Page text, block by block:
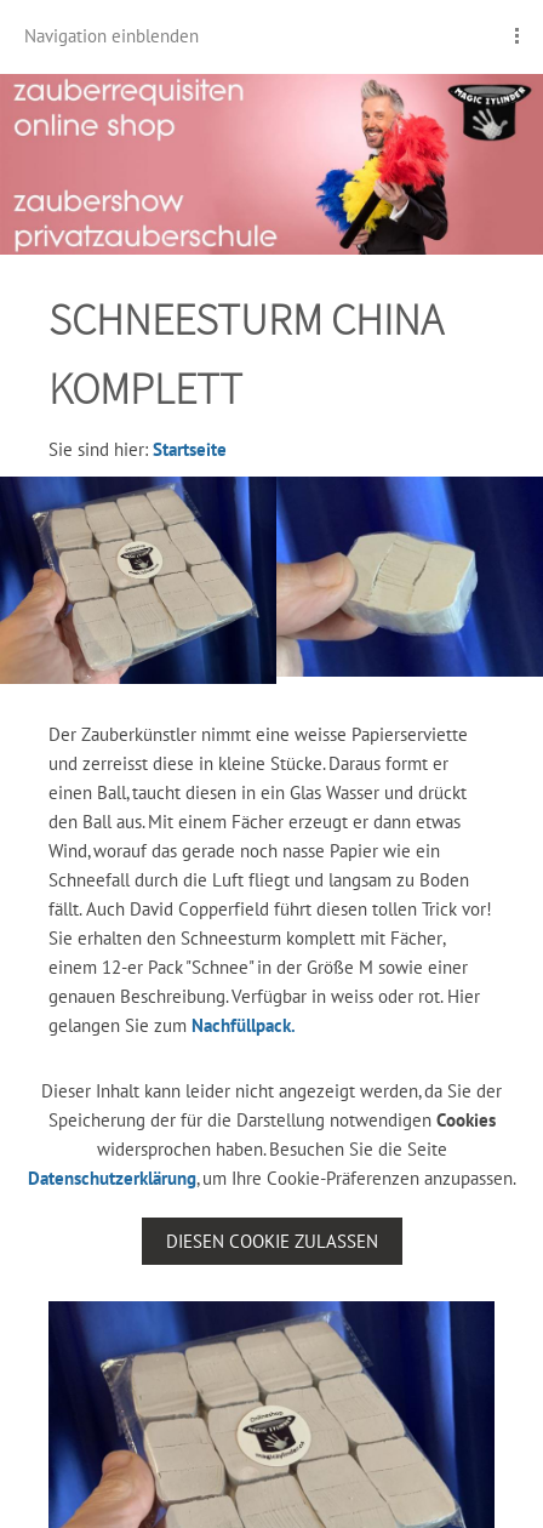
Navigation einblenden
SCHNEESTURM CHINA
KOMPLETT
Sie sind hier: Startseite
Der Zauberkünstler nimmt eine weisse Papierserviette
und zerreisst diese in kleine Stücke. Daraus formt er
einen Ball, taucht diesen in ein Glas Wasser und drückt
den Ball aus. Mit einem Fächer erzeugt er dann etwas
Wind, worauf das gerade noch nasse Papier wie ein
Schneefall durch die Luft fliegt und langsam zu Boden
fällt. Auch David Copperfield führt diesen tollen Trick vor!
Sie erhalten den Schneesturm komplett mit Fächer,
einem 12-er Pack "Schnee" in der Größe M sowie einer
genauen Beschreibung. Verfügbar in weiss oder rot. Hier
gelangen Sie zum Nachfüllpack.
Dieser Inhalt kann leider nicht angezeigt werden, da Sie der
Speicherung der für die Darstellung notwendigen Cookies
widersprochen haben. Besuchen Sie die Seite
Datenschutzerklärung, um Ihre Cookie-Präferenzen anzupassen.
DIESEN COOKIE ZULASSEN